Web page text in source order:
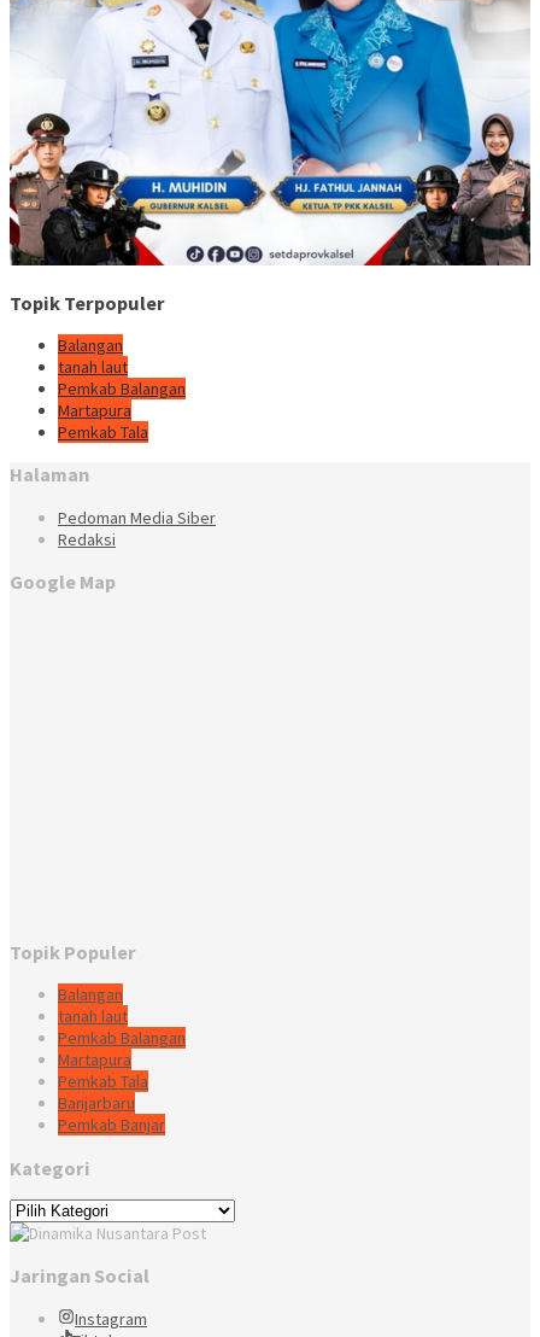
Topik Terpopuler
Balangan
tanah laut
Pemkab Balangan
Martapura
Pemkab Tala
Halaman
Pedoman Media Siber
Redaksi
Google Map
Topik Populer
Balangan
tanah laut
Pemkab Balangan
Martapura
Pemkab Tala
Banjarbaru
Pemkab Banjar
Kategori
Kategori
Jaringan Social
Instagram